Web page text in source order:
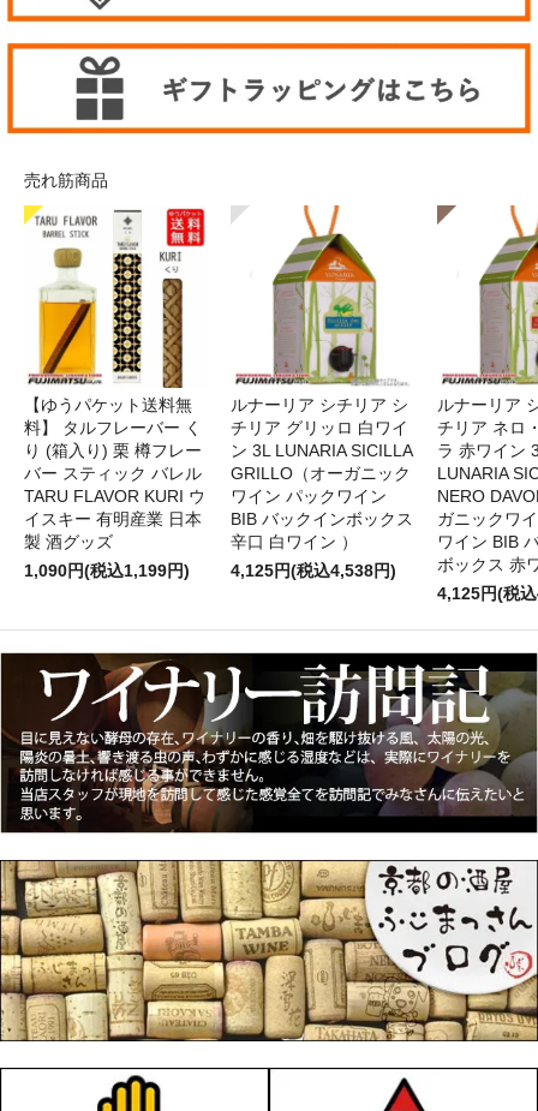
売れ筋商品
【ゆうパケット送料無
料】 タルフレーバー く
り (箱入り) 栗 樽フレー
バー スティック バレル
TARU FLAVOR KURI ウ
イスキー 有明産業 日本
製 酒グッズ
1,090円(税込1,199円)
ルナーリア シチリア シ
チリア グリッロ 白ワイ
ン 3L LUNARIA SICILLA
GRILLO（オーガニック
ワイン パックワイン
BIB バックインボックス
辛口 白ワイン ）
4,125円(税込4,538円)
ルナーリア
チリア ネロ
ラ 赤ワイ
LUNARIA
NERO
ガニックワ
ワイン BIB
ボックス 赤
4,125円(税